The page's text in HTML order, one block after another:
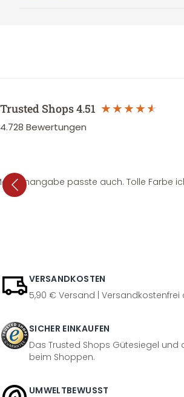
Trusted Shops4.51
4.728 Bewertungen
passte auch. Tolle Farbe
VERSANDKOSTEN
5,90 € Versand | Versandkostenfrei
SICHER EINKAUFEN
Das Trusted Shops Gütesiegel und
beim Shoppen.
UMWELTBEWUSST